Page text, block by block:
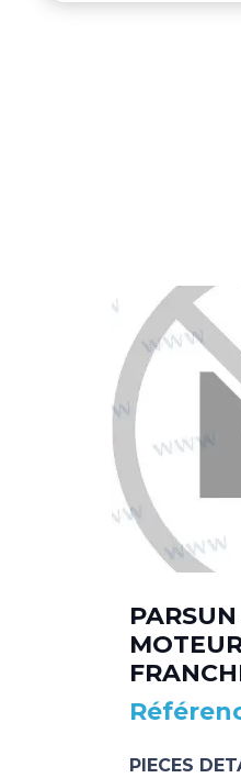
PIECES